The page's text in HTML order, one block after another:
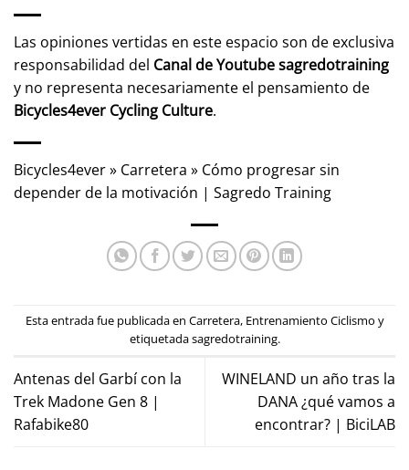
Las opiniones vertidas en este espacio son de exclusiva
responsabilidad del Canal de Youtubesagredotraining
y no representa necesariamente el pensamiento de
Bicycles4ever Cycling Culture.
Bicycles4ever» Carretera » Cómo progresar sin
depender de la motivación | Sagredo Training
Esta entrada fue publicada en Carretera, Entrenamiento Ciclismo y
etiquetadasagredotraining.
Antenas del Garbí con la
Trek Madone Gen 8 |
Rafabike80
WINELAND un año tras la
DANA ¿qué vamos a
encontrar? | BiciLAB